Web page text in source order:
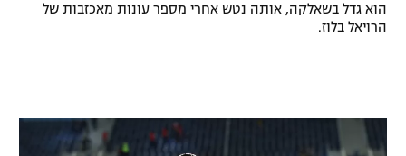
הוא גדל בשאלקה, אותה נטש אחרי מספר עונות מאכזבות של
הרויאל בלוז.